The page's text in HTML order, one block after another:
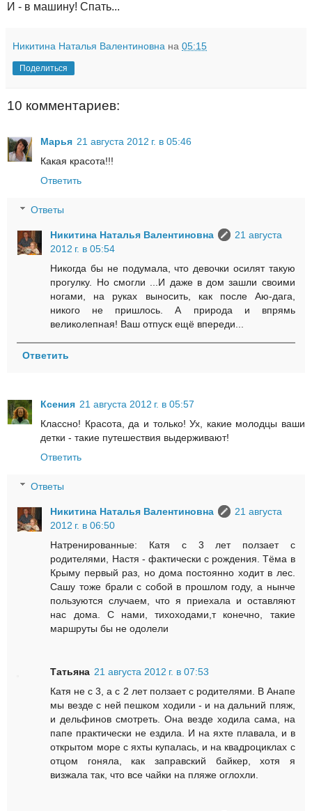
И - в машину! Спать...
Никитина Наталья Валентиновна на 05:15
Поделиться
10 комментариев:
Марья 21 августа 2012 г. в 05:46
Какая красота!!!
Ответить
Ответы
Никитина Наталья Валентиновна
21 августа
2012 г. в 05:54
Никогда бы не подумала, что девочки осилят такую
прогулку. Но смогли ...И даже в дом зашли своими
ногами, на руках выносить, как после Аю-дага,
никого не пришлось. А природа и впрямь
великолепная! Ваш отпуск ещё впереди...
Ответить
Ксения 21 августа 2012 г. в 05:57
Классно! Красота, да и только! Ух, какие молодцы ваши
детки - такие путешествия выдерживают!
Ответить
Ответы
Никитина Наталья Валентиновна
21 августа
2012 г. в 06:50
Натренированные: Катя с 3 лет ползает с
родителями, Настя - фактически с рождения. Тёма в
Крыму первый раз, но дома постоянно ходит в лес.
Сашу тоже брали с собой в прошлом году, а нынче
пользуются случаем, что я приехала и оставляют
нас дома. С нами, тихоходами,т конечно, такие
маршруты бы не одолели
Татьяна 21 августа 2012 г. в 07:53
Катя не с 3, а с 2 лет ползает с родителями. В Анапе
мы везде с ней пешком ходили - и на дальний пляж,
и дельфинов смотреть. Она везде ходила сама, на
папе практически не ездила. И на яхте плавала, и в
открытом море с яхты купалась, и на квадроциклах с
отцом гоняла, как заправский байкер, хотя я
визжала так, что все чайки на пляже оглохли.